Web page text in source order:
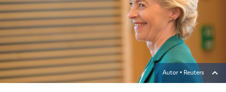
Autor ▪ Reuters